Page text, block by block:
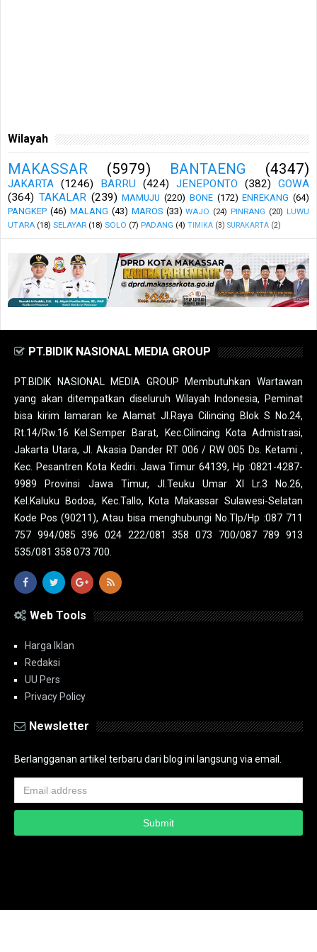
Wilayah
MAKASSAR (5979) BANTAENG (4347)
JAKARTA (1246) BARRU (424) JENEPONTO (382)
GOWA
(364) TAKALAR (239) MAMUJU (220) BONE (172) ENREKANG (64)
PANGKEP (46) MALANG (43) MAROS (33) WAJO (24) PINRANG (20) LUWU
UTARA (18) SELAYAR (18) SOLO (7) PADANG (4) TIMIKA (3) SURAKARTA (2)
PT.BIDIK NASIONAL MEDIA GROUP
PT.BIDIK NASIONAL MEDIA GROUP Membutuhkan Wartawan
yang akan ditempatkan diseluruh Wilayah Indonesia, Peminat
bisa kirim lamaran ke Alamat Jl.Raya Cilincing Blok S No.24,
Rt.14/Rw.16 Kel.Semper Barat, Kec.Cilincing Kota Admistrasi,
Jakarta Utara, Jl. Akasia Dander RT 006 / RW 005 Ds. Ketami ,
Kec. Pesantren Kota Kediri. Jawa Timur 64139, Hp :0821-4287-
9989 Provinsi Jawa Timur, Jl.Teuku Umar XI Lr.3 No.26,
Kel.Kaluku Bodoa, Kec.Tallo, Kota Makassar Sulawesi-Selatan
Kode Pos (90211), Atau bisa menghubungi No.Tlp/Hp :087 711
757 994/085 396 024 222/081 358 073 700/087 789 913
535/081 358 073 700.
Web Tools
Harga Iklan
Redaksi
UU Pers
Privacy Policy
Newsletter
Berlangganan artikel terbaru dari blog ini langsung via email.